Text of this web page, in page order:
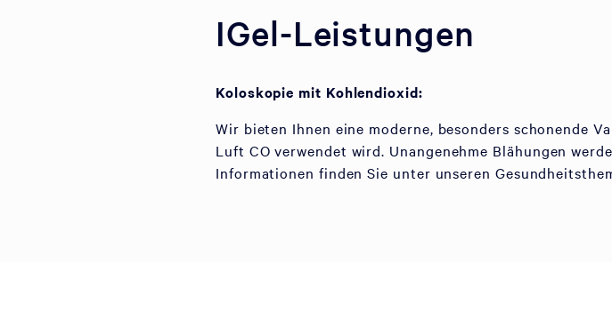
IGel-Leistungen
Koloskopie mit Kohlendioxid:
Wir bieten Ihnen eine moderne, besonders schonende
Luft CO verwendet wird. Unangenehme Blähungen
Informationen finden Sie unter unseren